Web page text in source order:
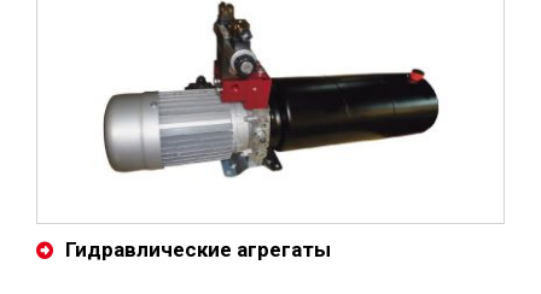
Гидравлические агрегаты